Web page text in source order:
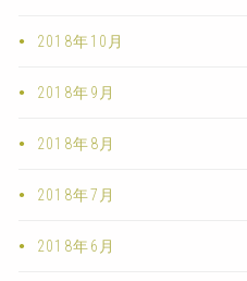
2018年10月
2018年9月
2018年8月
2018年7月
2018年6月